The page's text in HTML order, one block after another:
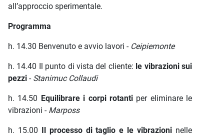
all’approccio sperimentale.
Programma
h. 14.30 Benvenuto e avvio lavori - Ceipiemonte
h. 14.40 Il punto di vista del cliente: le vibrazioni sui
pezzi -Stanimuc Collaudi
h. 14.50 Equilibrare i corpi rotanti per eliminare le
vibrazioni - Marposs
h. 15.00 Il processo di taglio e le vibrazioni nelle